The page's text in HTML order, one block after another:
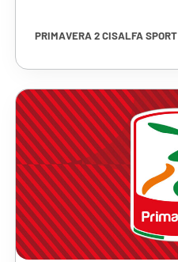
PRIMAVERA 2 CISALFA SPORT